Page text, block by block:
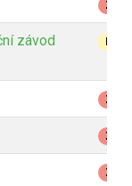
Z
závod
Z
Z
Z